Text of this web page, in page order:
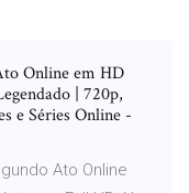
Online em HD
| 720p,
e Séries Online -
Ato Online